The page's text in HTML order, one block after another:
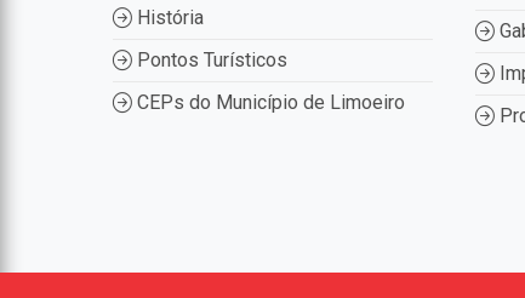
História
Pontos Turísticos
CEPs do Município de Limoeiro